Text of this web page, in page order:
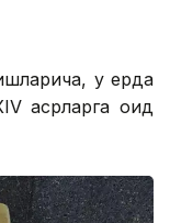
у ерда
асрларга оид